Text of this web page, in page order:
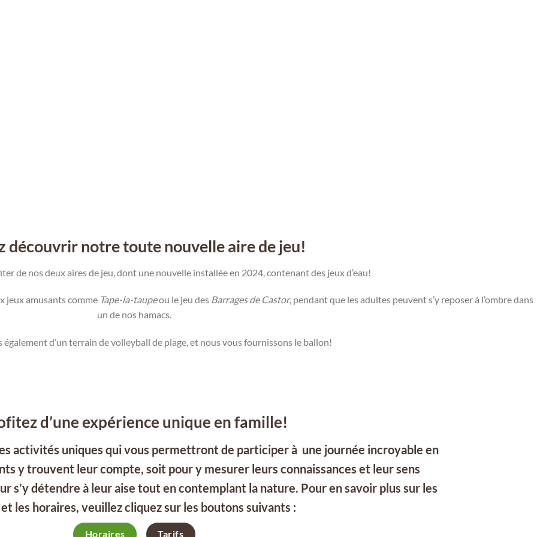
découvrir notre toute nouvelle aire de jeu!
de nos deux aires de jeu, dont une nouvelle installée en 2024, contenant des jeux d’eau!
jeux amusants comme Tape-la-taupeou le jeu des Barrages de Castor, pendant que les adultes peuvent s’y reposer à l’ombre dans
un de nos hamacs.
également d’un terrain de volleyball de plage, et nous vous fournissons le ballon!
d’une expérience unique en famille!
activités uniques qui vous permettront de participer à une journée incroyable en
y trouvent leur compte, soit pour y mesurer leurs connaissances et leur sens
s’y détendre à leur aise tout en contemplant la nature. Pour en savoir plus sur les
les horaires, veuillez cliquez sur les boutons suivants :
Horaires Tarifs